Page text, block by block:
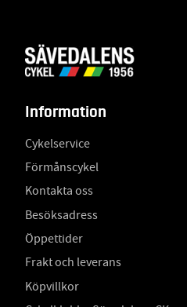
Information
Cykelservice
Förmånscykel
Kontakta oss
Besöksadress
Öppettider
Frakt och leverans
Köpvillkor